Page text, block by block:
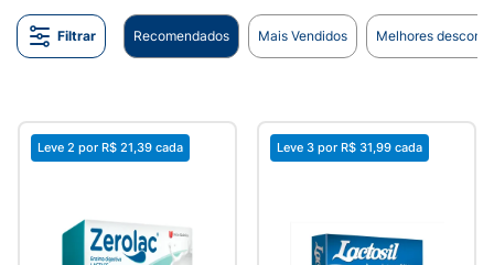
Filtrar Recomendados Mais Vendidos Melhores
Leve 2 por R$ 21,39 cada Leve 3 por R$ 31,99 cada